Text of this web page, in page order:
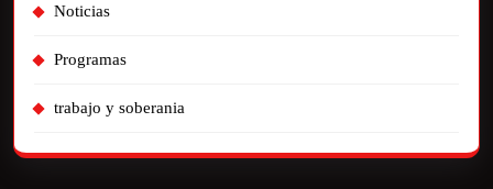
Noticias
Programas
trabajo y soberania